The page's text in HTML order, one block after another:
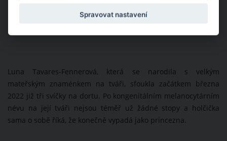
Luna Tavares-Fennerová, která se narodila s velkým
mateřským znaménkem na tváři, sfoukla začátkem března
2022 již tři svíčky na dortu. Po kongenitálním melanocytárním
névu na její tváři nejsou téměř už žádné stopy a holčička
sama o sobě říká, že konečně vypadá jako princezna.
Spravovat nastavení